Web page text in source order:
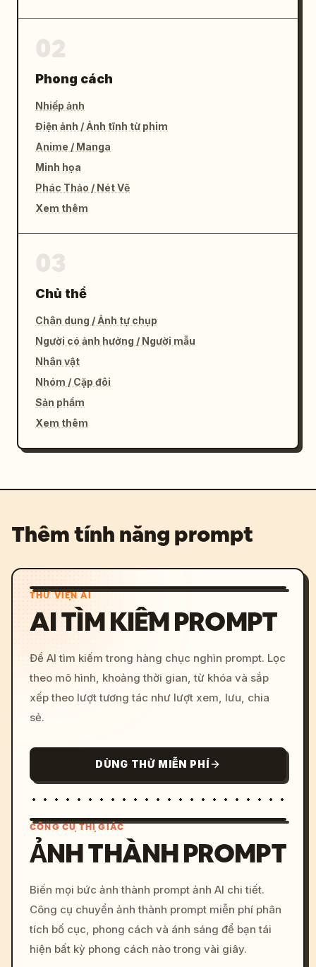
Phong cách
Nhiếp ảnh
Điện ảnh / Ảnh tĩnh từ phim
Anime / Manga
Minh họa
Phác Thảo / Nét Vẽ
Xem thêm
Chủ thể
Chân dung / Ảnh tự chụp
Người có ảnh hưởng / Người mẫu
Nhân vật
Nhóm / Cặp đôi
Sản phẩm
Xem thêm
Thêm tính năng prompt
THƯ VIỆN AI
AI TÌM KIẾM PROMPT
Để AI tìm kiếm trong hàng chục nghìn prompt. Lọc
theo mô hình, khoảng thời gian, từ khóa và sắp
xếp theo lượt tương tác như lượt xem, lưu, chia
sẻ.
DÙNG THỬ MIỄN PHÍ
c, cyberpunk sunset, neon
colors, 8k --v 6.0
CÔNG CỤ THỊ GIÁC
ẢNH THÀNH PROMPT
Biến mọi bức ảnh thành prompt ảnh AI chi tiết.
Công cụ chuyển ảnh thành prompt miễn phí phân
tích bố cục, phong cách và ánh sáng để bạn tái
hiện bất kỳ phong cách nào trong vài giây.